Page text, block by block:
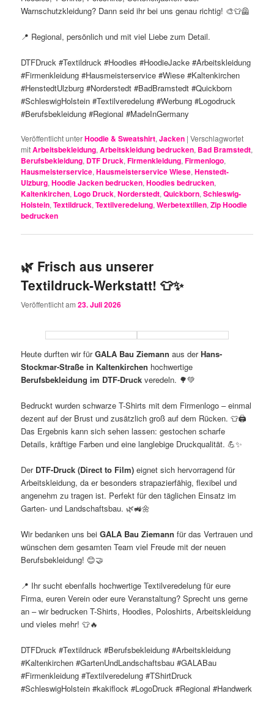
Warnschutzkleidung? Dann seid ihr bei uns genau richtig! 🎨👕🦺
📍 Regional, persönlich und mit viel Liebe zum Detail.
DTFDruck #Textildruck #Hoodies #HoodieJacke #Arbeitskleidung
#Firmenkleidung #Hausmeisterservice #Wiese #Kaltenkirchen
#HenstedtUlzburg #Norderstedt #BadBramstedt #Quickborn
#SchleswigHolstein #Textilveredelung #Werbung #Logodruck
#Berufsbekleidung #Regional #MadeInGermany
Veröffentlicht unterHoodie & Sweatshirt,Jacken |Verschlagwortet
mitArbeitsbekleidung,Arbeitskleidung bedrucken, Bad Bramstedt,
Berufsbekleidung, DTF Druck,Firmenkleidung,Firmenlogo,
Hausmeisterservice,Hausmeisterservice Wiese,Henstedt-
Ulzburg,Hoodie Jacken bedrucken,Hoodies bedrucken,
Kaltenkirchen, Logo Druck,Norderstedt,Quickborn,Schleswig-
Holstein,Textildruck,Textilveredelung,Werbetextilien,Zip Hoodie
bedrucken
🌿 Frisch aus unserer
Textildruck-Werkstatt! 👕✨
Veröffentlicht am23. Juli 2026
Heute durften wir fürGALA Bau Ziemann aus derHans-
Stockmar-Straße in Kaltenkirchen hochwertige
Berufsbekleidung im DTF-Druck veredeln. 🌳💚
Bedruckt wurden schwarze T-Shirts mit dem Firmenlogo – einmal
dezent auf der Brust und zusätzlich groß auf dem Rücken. 👕🖨️
Das Ergebnis kann sich sehen lassen: gestochen scharfe
Details, kräftige Farben und eine langlebige Druckqualität. 💪✨
Der DTF-Druck (Direct to Film) eignet sich hervorragend für
Arbeitskleidung, da er besonders strapazierfähig, flexibel und
angenehm zu tragen ist. Perfekt für den täglichen Einsatz im
Garten- und Landschaftsbau. 🌿🚜🌼
Wir bedanken uns beiGALA Bau Ziemann für das Vertrauen und
wünschen dem gesamten Team viel Freude mit der neuen
Berufsbekleidung! 😊🤝
📍 Ihr sucht ebenfalls hochwertige Textilveredelung für eure
Firma, euren Verein oder eure Veranstaltung? Sprecht uns gerne
an – wir bedrucken T-Shirts, Hoodies, Poloshirts, Arbeitskleidung
und vieles mehr! 👕🔥
DTFDruck #Textildruck #Berufsbekleidung #Arbeitskleidung
#Kaltenkirchen #GartenUndLandschaftsbau #GALABau
#Firmenkleidung #Textilveredelung #TShirtDruck
#SchleswigHolstein #kakiflock #LogoDruck #Regional #Handwerk